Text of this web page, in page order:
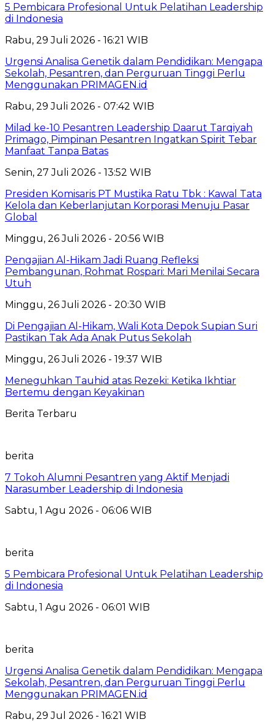
5 Pembicara Profesional Untuk Pelatihan Leadership
di Indonesia
Rabu, 29 Juli 2026 - 16:21 WIB
Urgensi Analisa Genetik dalam Pendidikan: Mengapa
Sekolah, Pesantren, dan Perguruan Tinggi Perlu
Menggunakan PRIMAGEN.id
Rabu, 29 Juli 2026 - 07:42 WIB
Milad ke-10 Pesantren Leadership Daarut Tarqiyah
Primago, Pimpinan Pesantren Ingatkan Spirit Tebar
Manfaat Tanpa Batas
Senin, 27 Juli 2026 - 13:52 WIB
Presiden Komisaris PT Mustika Ratu Tbk : Kawal Tata
Kelola dan Keberlanjutan Korporasi Menuju Pasar
Global
Minggu, 26 Juli 2026 - 20:56 WIB
Pengajian Al-Hikam Jadi Ruang Refleksi
Pembangunan, Rohmat Rospari: Mari Menilai Secara
Utuh
Minggu, 26 Juli 2026 - 20:30 WIB
Di Pengajian Al-Hikam, Wali Kota Depok Supian Suri
Pastikan Tak Ada Anak Putus Sekolah
Minggu, 26 Juli 2026 - 19:37 WIB
Meneguhkan Tauhid atas Rezeki: Ketika Ikhtiar
Bertemu dengan Keyakinan
Berita Terbaru
berita
7 Tokoh Alumni Pesantren yang Aktif Menjadi
Narasumber Leadership di Indonesia
Sabtu, 1 Agu 2026 - 06:06 WIB
berita
5 Pembicara Profesional Untuk Pelatihan Leadership
di Indonesia
Sabtu, 1 Agu 2026 - 06:01 WIB
berita
Urgensi Analisa Genetik dalam Pendidikan: Mengapa
Sekolah, Pesantren, dan Perguruan Tinggi Perlu
Menggunakan PRIMAGEN.id
Rabu, 29 Jul 2026 - 16:21 WIB